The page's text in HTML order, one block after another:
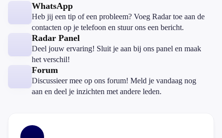
WhatsApp
Heb jij een tip of een probleem? Voeg Radar toe aan de
contacten op je telefoon en stuur ons een bericht.
Radar Panel
Deel jouw ervaring! Sluit je aan bij ons panel en maak
het verschil!
Forum
Discussieer mee op ons forum! Meld je vandaag nog
aan en deel je inzichten met andere leden.